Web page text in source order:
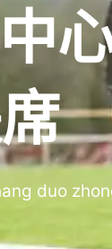
duo